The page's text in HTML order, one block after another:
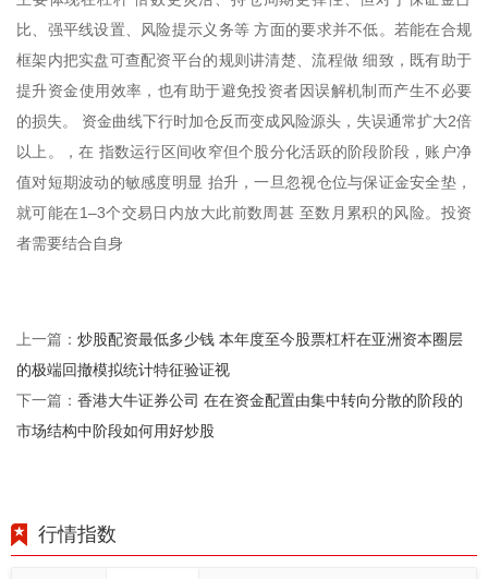
比、强平线设置、风险提示义务等 方面的要求并不低。若能在合规
框架内把实盘可查配资平台的规则讲清楚、流程做 细致，既有助于
提升资金使用效率，也有助于避免投资者因误解机制而产生不必要
的损失。 资金曲线下行时加仓反而变成风险源头，失误通常扩大2倍
以上。，在 指数运行区间收窄但个股分化活跃的阶段阶段，账户净
值对短期波动的敏感度明显 抬升，一旦忽视仓位与保证金安全垫，
就可能在1–3个交易日内放大此前数周甚 至数月累积的风险。投资
者需要结合自身
上一篇： 炒股配资最低多少钱 本年度至今股票杠杆在亚洲资本圈层
的极端回撤模拟统计特征验证视
下一篇： 香港大牛证券公司 在在资金配置由集中转向分散的阶段的
市场结构中阶段如何用好炒股
行情指数